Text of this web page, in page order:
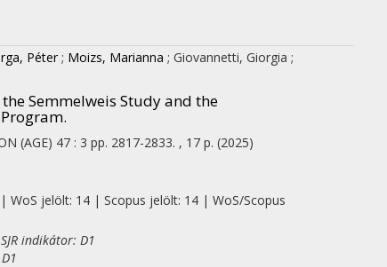
Péter ; Moizs, Marianna ; Giovannetti, Giorgia ;
Semmelweis Study and the
(AGE) 47 : 3 pp. 2817-2833. , 17 p. (2025)
jelölt: 14 | Scopus jelölt: 14 | WoS/Scopus
indikátor: D1